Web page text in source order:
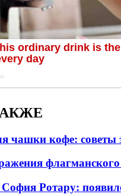
чашки кофе: советы
Ротару: